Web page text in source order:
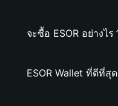
จะซื้อ ESOR อย่างไร
ESOR Wallet ที่ดีที่สุ